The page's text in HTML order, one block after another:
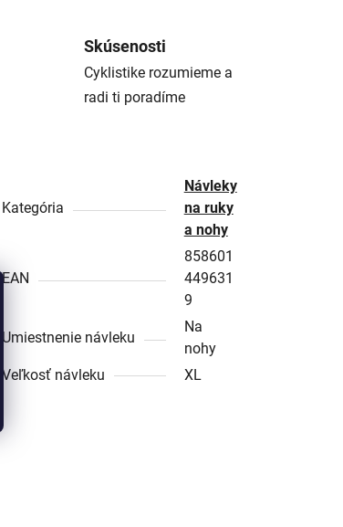
Skúsenosti
Cyklistike rozumieme a
radi ti poradíme
Kategória
Návleky
na ruky
a nohy
EAN
858601
449631
9
Umiestnenie návleku
Na
nohy
Veľkosť návleku
XL